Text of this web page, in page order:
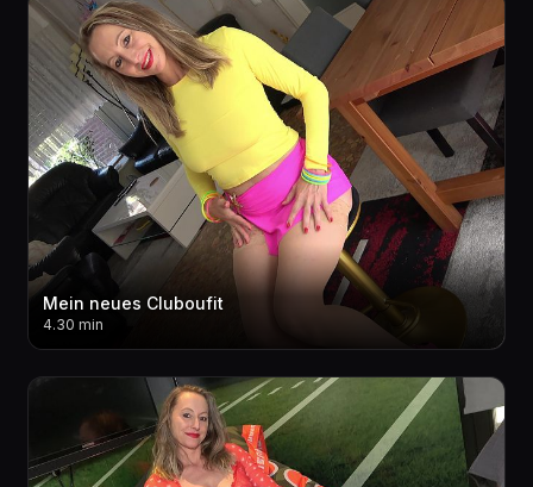
Mein neues Cluboufit
4.30 min